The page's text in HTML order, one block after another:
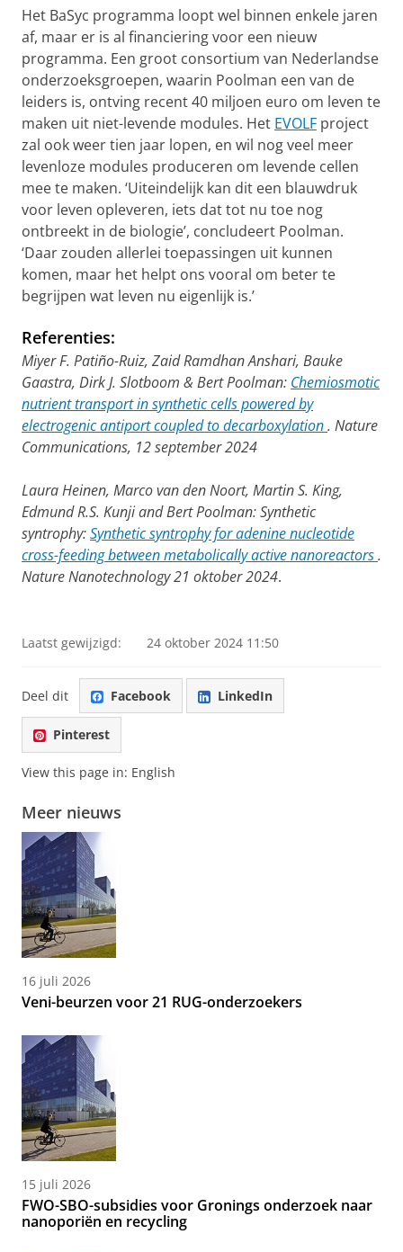
Het BaSyc programma loopt wel binnen enkele jaren
af, maar er is al financiering voor een nieuw
programma. Een groot consortium van Nederlandse
onderzoeksgroepen, waarin Poolman een van de
leiders is, ontving recent 40 miljoen euro om leven te
maken uit niet-levende modules. Het EVOLF project
zal ook weer tien jaar lopen, en wil nog veel meer
levenloze modules produceren om levende cellen
mee te maken. ‘Uiteindelijk kan dit een blauwdruk
voor leven opleveren, iets dat tot nu toe nog
ontbreekt in de biologie’, concludeert Poolman.
‘Daar zouden allerlei toepassingen uit kunnen
komen, maar het helpt ons vooral om beter te
begrijpen wat leven nu eigenlijk is.’
Referenties:
Miyer F. Patiño-Ruiz, Zaid Ramdhan Anshari, Bauke
Gaastra, Dirk J. Slotboom & Bert Poolman: Chemiosmotic
nutrient transport in synthetic cells powered by
electrogenic antiport coupled to decarboxylation. Nature
Communications, 12 september 2024
Laura Heinen, Marco van den Noort, Martin S. King,
Edmund R.S. Kunji and Bert Poolman: Synthetic
syntrophy:Synthetic syntrophy for adenine nucleotide
cross-feeding between metabolically active nanoreactors.
Nature Nanotechnology 21 oktober 2024.
Laatst gewijzigd: 24 oktober 2024 11:50
Deel dit Facebook LinkedIn
Pinterest
View this page in: English
Meer nieuws
16 juli 2026
Veni-beurzen voor 21 RUG-onderzoekers
15 juli 2026
FWO-SBO-subsidies voor Gronings onderzoek naar
nanoporiën en recycling